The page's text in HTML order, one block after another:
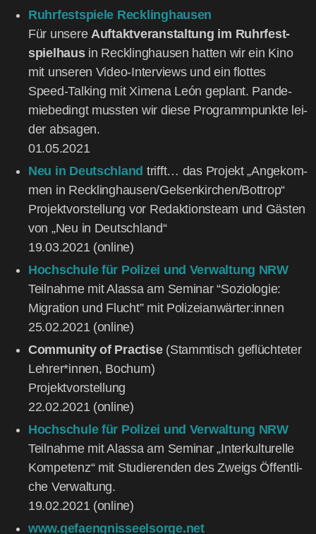
Ruhr­fest­spie­le Reck­ling­hau­sen
Für unse­reAuf­takt­ver­an­stal­tung im Ruhr­fest­
spiel­hausin Reck­ling­hau­sen hat­ten wir ein Kino
mit unse­ren Video-Inter­views und ein flot­tes
Speed-Tal­king mit Xime­na León geplant. Pan­de­
mie­be­dingt muss­ten wir die­se Pro­gramm­punk­te lei­
der absa­gen.
01.05.2021
Neu in Deutsch­land trifft… das Pro­jekt „Ange­kom­
men in Recklinghausen/Gelsenkirchen/Bottrop“
Pro­jekt­vor­stel­lung vor Redak­ti­ons­team und Gäs­ten
von „Neu in Deutsch­land“
19.03.2021 (online)
Hoch­schu­le für Poli­zei und Ver­wal­tung NRW
Teil­nah­me mit Alas­sa am Semi­nar “Sozio­lo­gie:
Migra­ti­on und Flucht” mit Polizeianwärter:innen
25.02.2021 (online)
Com­mu­ni­ty of Prac­ti­se(Stamm­tisch geflüch­te­ter
Lehrer*innen, Bochum)
Pro­jekt­vor­stel­lung
22.02.2021 (online)
Hoch­schu­le für Poli­zei und Ver­wal­tung NRW
Teil­nah­me mit Alas­sa am Semi­nar „Inter­kul­tu­rel­le
Kom­pe­tenz“ mit Stu­die­ren­den des Zweigs Öffent­li­
che Ver­wal­tung.
19.02.2021 (online)
www.gefaengnisseelsorge.net